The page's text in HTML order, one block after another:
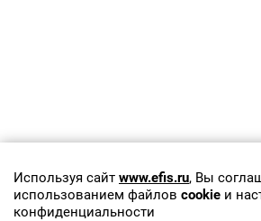
Используя сайт www.efis.ru, Вы
использованием файлов cookie и
конфиденциальности